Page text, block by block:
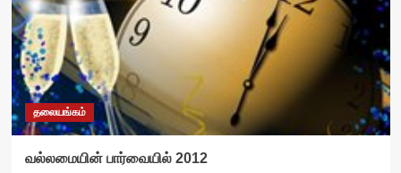
தலையங்கம்
வல்லமையின் பார்வையில் 2012